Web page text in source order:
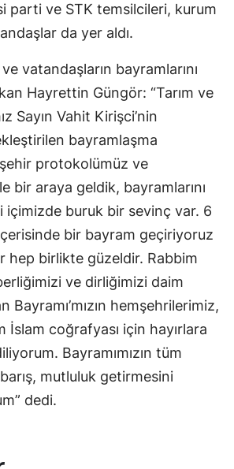
parti ve STK temsilcileri, kurum
da yer aldı.
vatandaşların bayramlarını
Hayrettin Güngör: “Tarım ve
Sayın Vahit Kirişci’nin
bayramlaşma
şehir protokolümüz ve
bir araya geldik, bayramlarını
buruk bir sevinç var. 6
bir bayram geçiriyoruz
hep birlikte güzeldir. Rabbim
ve dirliğimizi daim
Bayramı’mızın hemşehrilerimiz,
İslam coğrafyası için hayırlara
Bayramımızın tüm
mutluluk getirmesini
dedi.